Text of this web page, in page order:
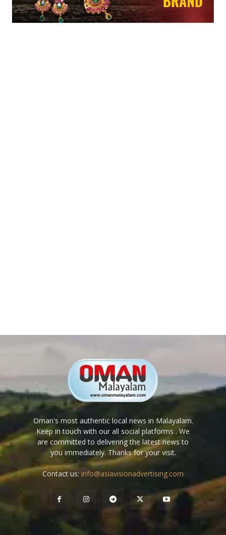
Oman's most authentic local news in Malayalam.
Keep in touch with our all social platforms . We
are committed to delivering the latest news to
you immediately. Thanks for your visit.
Contact us: info@asiavisionadvertising.com